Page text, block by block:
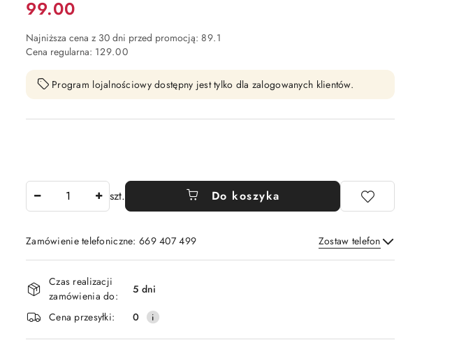
Cena:
99.00
Najniższa cena z 30 dni przed promocją: 89.1
Cena regularna: 129.00
Program lojalnościowy dostępny jest tylko dla zalogowanych klientów.
szt. Do koszyka
Zamówienie telefoniczne: 669 407 499 Zostaw telefon
Wyślij
Dostępność
i
dostawa
Czas realizacji
zamówienia do:
5 dni
Cena przesyłki:
0